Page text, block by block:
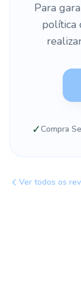
Para
política
✓Compra
Ver todos os